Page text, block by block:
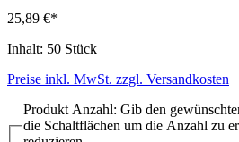
25,89 €*
Inhalt: 50 Stück
Preise inkl. MwSt. zzgl. Versandkosten
Produkt Anzahl: Gib den
die Schaltflächen um die Anzahl zu